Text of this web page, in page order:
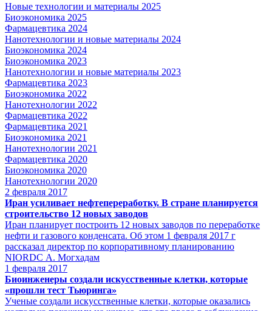
Новые технологии и материалы 2025
Биоэкономика 2025
Фармацевтика 2024
Нанотехнологии и новые материалы 2024
Биоэкономика 2024
Биоэкономика 2023
Нанотехнологии и новые материалы 2023
Фармацевтика 2023
Биоэкономика 2022
Нанотехнологии 2022
Фармацевтика 2022
Фармацевтика 2021
Биоэкономика 2021
Нанотехнологии 2021
Фармацевтика 2020
Биоэкономика 2020
Нанотехнологии 2020
2 февраля 2017
Иран усиливает нефтепереработку. В стране планируется
строительство 12 новых заводов
Иран планирует построить 12 новых заводов по переработке
нефти и газового конденсата. Об этом 1 февраля 2017 г
рассказал директор по корпоративному планированию
NIORDC А. Могхадам
1 февраля 2017
Биоинженеры создали искусственные клетки, которые
«прошли тест Тьюринга»
Ученые создали искусственные клетки, которые оказались